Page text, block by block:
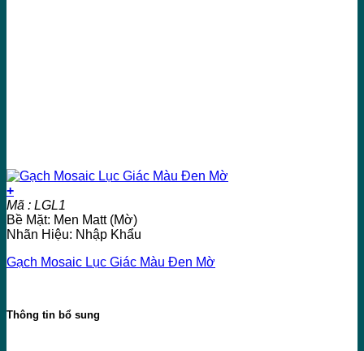
+
Mã : LGL1
Bề Mặt: Men Matt (Mờ)
Nhãn Hiệu: Nhập Khẩu
Gạch Mosaic Lục Giác Màu Đen Mờ
Thông tin bổ sung